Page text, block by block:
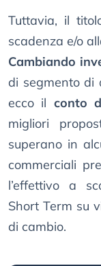
Tuttavia, il
scadenza e/o
Cambiando
di segmento di
ecco il conto
migliori
superano in
commerciali
l’effettivo a
Short Term su
di cambio.